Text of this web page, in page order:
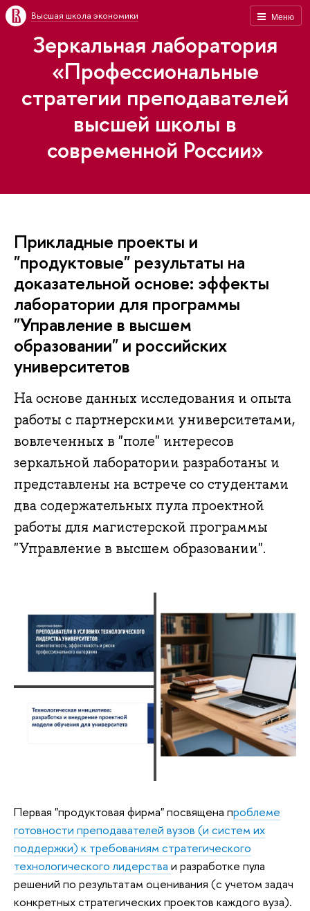
Меню
Высшая школа экономики
Зеркальная лаборатория
«Профессиональные
стратегии преподавателей
высшей школы в
современной России»
Прикладные проекты и
"продуктовые" результаты на
доказательной основе: эффекты
лаборатории для программы
"Управление в высшем
образовании" и российских
университетов
На основе данных исследования и опыта
работы с партнерскими университетами,
вовлеченных в "поле" интересов
зеркальной лаборатории разработаны и
представлены на встрече со студентами
два содержательных пула проектной
работы для магистерской программы
"Управление в высшем образовании".
Первая "продуктовая фирма" посвящена проблеме
готовности преподавателей вузов (и систем их
поддержки) к требованиям стратегического
технологического лидерства и разработке пула
решений по результатам оценивания (с учетом задач
конкретных стратегических проектов каждого вуза).